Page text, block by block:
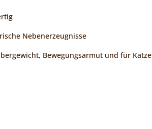
Nebenerzeugnisse
Bewegungsarmut und für